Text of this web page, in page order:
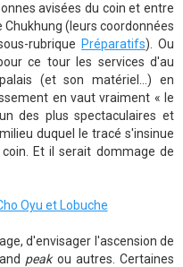
avisées du coin et entre
Chukhung (leurs coordonnées
rubrique Préparatifs). Ou
ce tour les services d'au
(et son matériel...) en
en vaut vraiment « le
des plus spectaculaires et
duquel le tracé s'insinue
Et il serait dommage de
d'envisager l'ascension de
peakou autres. Certaines